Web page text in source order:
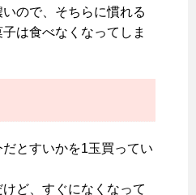
ので、そちらに慣れる
は食べなくなってしま
とすいかを1玉買ってい
ど、すぐになくなって